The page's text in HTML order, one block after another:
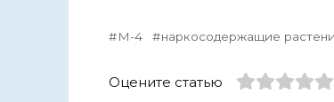
М-4 наркосодержащие
Оцените статью